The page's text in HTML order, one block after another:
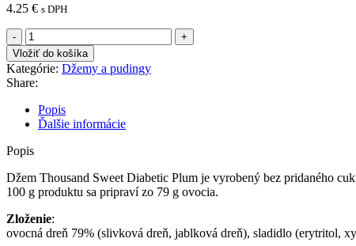
4.25 € s DPH
množstvo
TISÍC
SLADKÝCH
SLIVKOVÝCH
LEKVÁROV
S
XYLITOLOM
370G
Vložiť do košíka
Kategórie: Džemy a pudingy
Share:
Popis
Ďalšie informácie
Popis
Džem Thousand Sweet Diabetic Plum je vyrobený bez pridaného
100 g produktu sa pripraví zo 79 g ovocia.
Zloženie:
ovocná dreň 79% (slivková dreň, jablková dreň), sladidlo (erytritol,